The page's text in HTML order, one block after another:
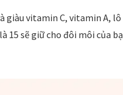
giàu vitamin C, vitamin A, lô
15 sẽ giữ cho đôi môi của